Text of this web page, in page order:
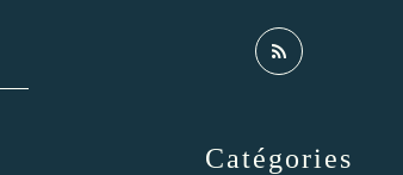
Catégories